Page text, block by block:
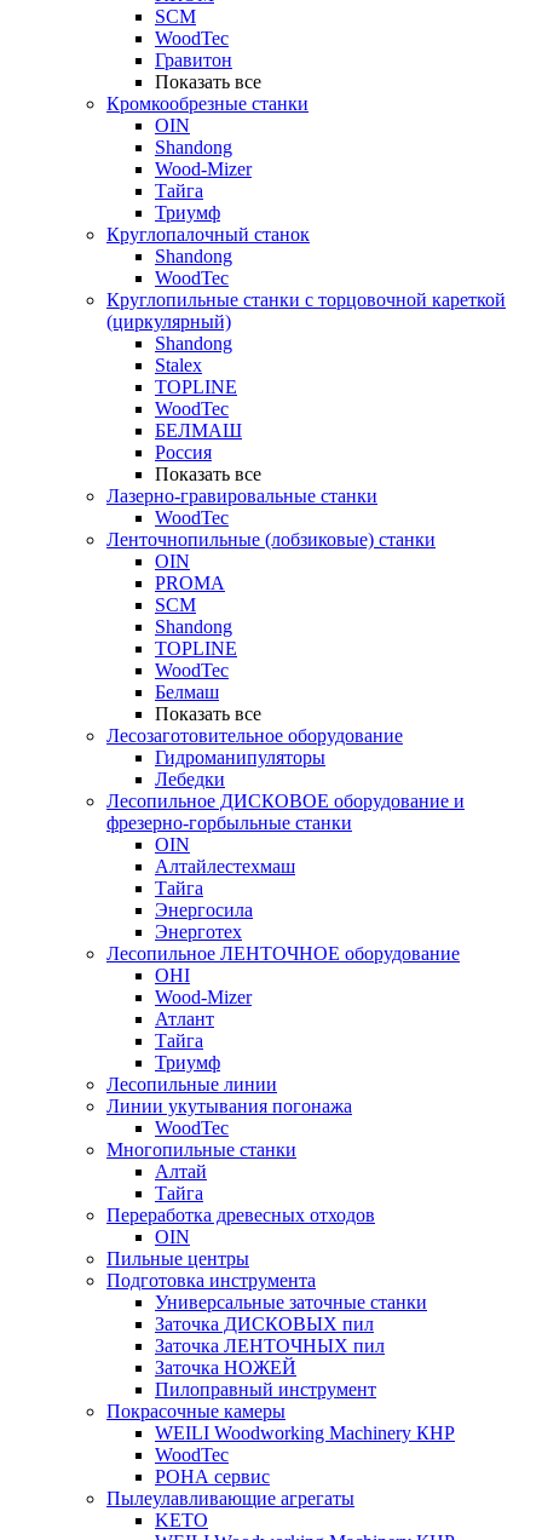
SCM
WoodTec
Гравитон
Показать все
Кромкообрезные станки
OIN
Shandong
Wood-Mizer
Тайга
Триумф
Круглопалочный станок
Shandong
WoodTec
Круглопильные станки с торцовочной кареткой
(циркулярный)
Shandong
Stalex
TOPLINE
WoodTec
БЕЛМАШ
Россия
Показать все
Лазерно-гравировальные станки
WoodTec
Ленточнопильные (лобзиковые) станки
OIN
PROMA
SCM
Shandong
TOPLINE
WoodTec
Белмаш
Показать все
Лесозаготовительное оборудование
Гидроманипуляторы
Лебедки
Лесопильное ДИСКОВОЕ оборудование и
фрезерно-горбыльные станки
OIN
Алтайлестехмаш
Тайга
Энергосила
Энерготех
Лесопильное ЛЕНТОЧНОЕ оборудование
OHI
Wood-Mizer
Атлант
Тайга
Триумф
Лесопильные линии
Линии укутывания погонажа
WoodTec
Многопильные станки
Алтай
Тайга
Переработка древесных отходов
OIN
Пильные центры
Подготовка инструмента
Универсальные заточные станки
Заточка ДИСКОВЫХ пил
Заточка ЛЕНТОЧНЫХ пил
Заточка НОЖЕЙ
Пилоправный инструмент
Покрасочные камеры
WEILI Woodworking Machinery КНР
WoodTec
РОНА сервис
Пылеулавливающие агрегаты
KETO